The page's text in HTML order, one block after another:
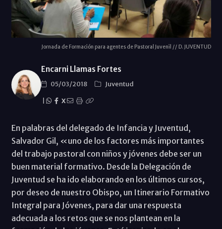
Jornada de Formación para agentes de Pastoral Juvenil // D. JUVENTUD
Encarni Llamas Fortes
05/03/2018
Juventud
X
En palabras del delegado de Infancia y Juventud,
Salvador Gil, «uno de los factores más importantes
del trabajo pastoral con niños y jóvenes debe ser un
buen material formativo. Desde la Delegación de
Juventud se ha ido elaborando en los últimos cursos,
por deseo de nuestro Obispo, un Itinerario Formativo
Integral para Jóvenes, para dar una respuesta
adecuada a los retos que se nos plantean en la